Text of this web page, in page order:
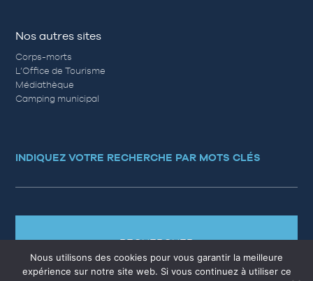
Nos autres sites
Corps-morts
L’Office de Tourisme
Médiathèque
Camping municipal
INDIQUEZ VOTRE RECHERCHE PAR MOTS CLÉS
RECHERCHER
Nous utilisons des cookies pour vous garantir la meilleure
expérience sur notre site web. Si vous continuez à utiliser ce